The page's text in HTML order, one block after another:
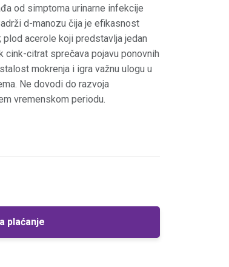
od simptoma urinarne infekcije
d-manozu čija je efikasnost
acerole koji predstavlja jedan
cink-citrat sprečava pojavu ponovnih
mokrenja i igra važnu ulogu u
Ne dovodi do razvoja
vremenskom periodu.
plaćanje